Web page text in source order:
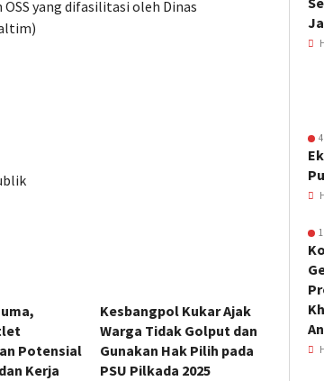
yang difasilitasi oleh Dinas
Potensial
Kerja
Kesbangpol Kukar Ajak
Warga Tidak Golput dan
Gunakan Hak Pilih pada
PSU Pilkada 2025